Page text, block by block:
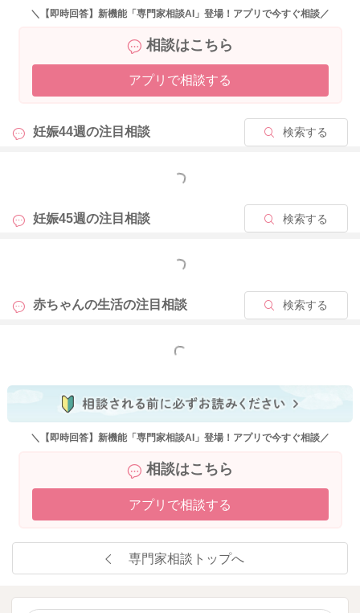
で、もしそのままご様子を見て寝てしまうのでしたら、何もな
お子さんの場合には、不快な症状があったり、お腹が空いたな
ど何か訴えがあれば、そのまま寝てしまうことはないですし、
必ず泣いて訴えると思います。ですので、ご様子を見ていても
ただいても問題ないですよ。
＼【即時回答】新機能「専門家相談AI」登場！アプリで今すぐ相談／
相談はこちら
アプリで相談する
妊娠44週の注目相談 検索する
もっと見る
妊娠45週の注目相談 検索する
もっと見る
赤ちゃんの生活の注目相談 検索する
もっと見る
＼【即時回答】新機能「専門家相談AI」登場！アプリで今すぐ相談／
相談はこちら
アプリで相談する
専門家相談トップへ